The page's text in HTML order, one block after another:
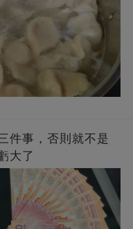
件事，否則就不是
大了